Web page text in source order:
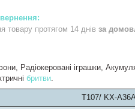
товару протягом 14 днів за
Радіокеровані іграшки,
бритви
T107/ KX-